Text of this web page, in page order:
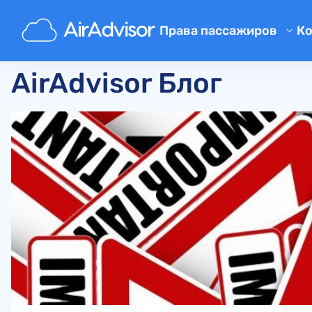
Права пассажиров
Компенсация за задержку
Компенсация за отмену
Компенсация за проблемы
Компенсация за отказ в
Компенсация от авиалиний
Жалобы на авиакомпании
Забастовка в авиалинии
Правовые нормы
Главная Блог
AirAdvisor Блог